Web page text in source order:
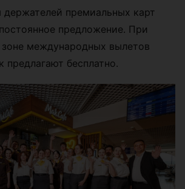
держателей премиальных карт
предложение. При
зоне международных вылетов
предлагают бесплатно.